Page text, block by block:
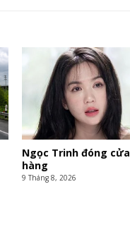
Ngọc Trinh đóng
hàng
9 Tháng 8, 2026